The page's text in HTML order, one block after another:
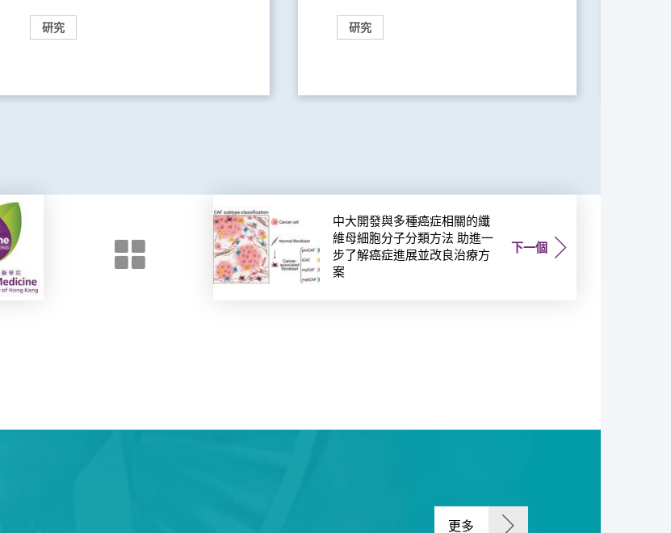
研究 研究
下一個
中大開發與多種癌症相關的纖
維母細胞分子分類方法 助進一
步了解癌症進展並改良治療方
案
更多